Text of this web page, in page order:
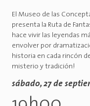
El Museo de las
presenta la Ruta de
hace vivir las leyendas
envolver por
historia en cada rincón
misterio y tradición!
sábado, 27 de